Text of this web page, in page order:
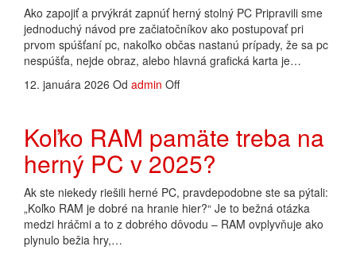
Ako zapojiť a prvýkrát zapnúť herný stolný PC Pripravili sme
jednoduchý návod pre začiatočníkov ako postupovať pri
prvom spúšťaní pc, nakoľko občas nastanú prípady, že sa pc
nespúšťa, nejde obraz, alebo hlavná grafická karta je…
12. januára 2026 Od admin Off
Koľko RAM pamäte treba na
herný PC v 2025?
Ak ste niekedy riešili herné PC, pravdepodobne ste sa pýtali:
„Koľko RAM je dobré na hranie hier?“ Je to bežná otázka
medzi hráčmi a to z dobrého dôvodu – RAM ovplyvňuje ako
plynulo bežia hry,…